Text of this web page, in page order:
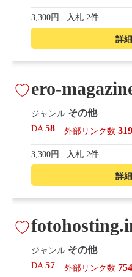
詳
3,300円 入札 2件
詳
ero-
ジャンル その他
DA58 外部リンク数 319
3,300円 入札 2件
ジャンル その他
DA57 外部リンク数 754